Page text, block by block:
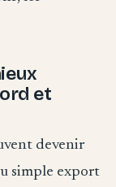
et
devenir
simple export